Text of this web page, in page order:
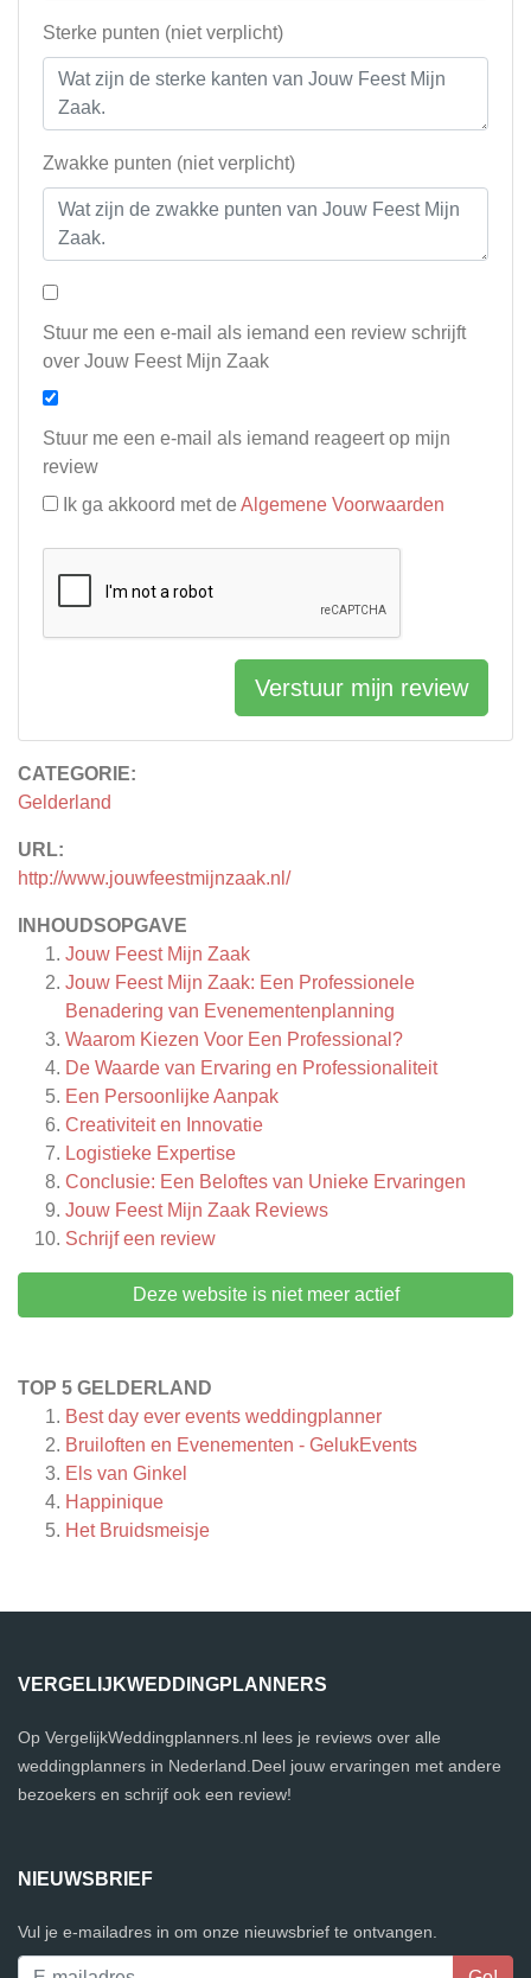
CATEGORIE:
Gelderland
URL:
http://www.jouwfeestmijnzaak.nl/
INHOUDSOPGAVE
Jouw Feest Mijn Zaak
Jouw Feest Mijn Zaak: Een Professionele
Benadering van Evenementenplanning
Waarom Kiezen Voor Een Professional?
De Waarde van Ervaring en Professionaliteit
Een Persoonlijke Aanpak
Creativiteit en Innovatie
Logistieke Expertise
Conclusie: Een Beloftes van Unieke Ervaringen
Jouw Feest Mijn Zaak Reviews
Schrijf een review
Deze website is niet meer actief
TOP 5 GELDERLAND
Best day ever events weddingplanner
Bruiloften en Evenementen - GelukEvents
Els van Ginkel
Happinique
Het Bruidsmeisje
Sterke punten (niet verplicht)
Zwakke punten (niet verplicht)
Stuur me een e-mail als iemand een review schrijft
over Jouw Feest Mijn Zaak
Stuur me een e-mail als iemand reageert op mijn
review
Ik ga akkoord met de Algemene Voorwaarden
Verstuur mijn review
VERGELIJKWEDDINGPLANNERS
Op VergelijkWeddingplanners.nl lees je reviews over alle
weddingplanners in Nederland.Deel jouw ervaringen met andere
bezoekers en schrijf ook een review!
NIEUWSBRIEF
Vul je e-mailadres in om onze nieuwsbrief te ontvangen.